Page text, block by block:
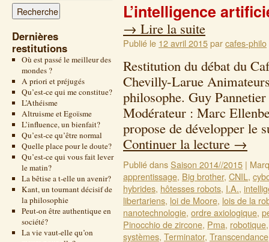
Dernières
restitutions
Où est passé le meilleur des
mondes ?
A priori et préjugés
Qu’est-ce qui me constitue?
L’Athéisme
Altruisme et Egoïsme
L’influence, un bienfait?
Qu’est-ce qu’être normal
Quelle place pour le doute?
Qu’est-ce qui vous fait lever
le matin?
La bêtise a t-elle un avenir?
Kant, un tournant décisif de
la philosophie
Peut-on être authentique en
société?
La vie vaut-elle qu’on
L’intelligence
→ Lire la suite
Publié le 12 avril 2015parcafes-philo
Restitution du débat du
Chevilly-Larue
philosophe. Guy
Modérateur : Marc
propose de développer le
Continuer la lecture →
Publié dansSaison 2014//2015 |
apprentissage, Big brother, CNIL,
hybrides, hôtesses robots, I.A.,
libertariens, loi de Moore, lois de la
nanotechnologie, ordre axiologique,
Pinocchio de zircone, Pma, robotique
systèmes, Terminator, Transcendance